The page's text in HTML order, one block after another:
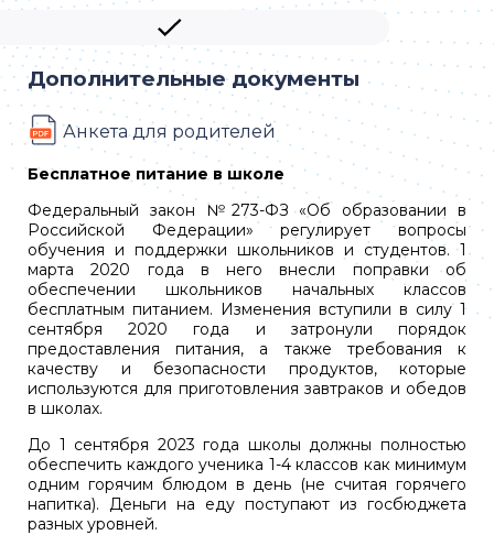
Дополнительные документы
Анкета для родителей
Бесплатное питание в школе
Федеральный закон №273-ФЗ «Об образовании в
Российской Федерации» регулирует вопросы
обучения и поддержки школьников и студентов. 1
марта 2020 года в него внесли поправки об
обеспечении школьников начальных классов
бесплатным питанием. Изменения вступили в силу 1
сентября 2020 года и затронули порядок
предоставления питания, а также требования к
качеству и безопасности продуктов, которые
используются для приготовления завтраков и обедов
в школах.
До 1 сентября 2023 года школы должны полностью
обеспечить каждого ученика 1-4 классов как минимум
одним горячим блюдом в день (не считая горячего
напитка). Деньги на еду поступают из госбюджета
разных уровней.